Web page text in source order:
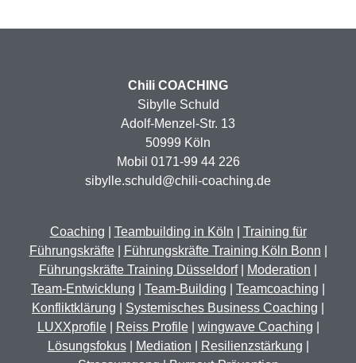
Chili COACHING
Sibylle Schuld
Adolf-Menzel-Str. 13
50999 Köln
Mobil 0171-99 44 226
sibylle.schuld@chili-coaching.de
Coaching Teambuilding in Köln
Training für
Führungskräfte| Führungskräfte Training Köln Bonn
Führungskräfte Training Düsseldorf| Moderation
Team-Entwicklung
Team-Building Teamcoaching
Konfliktklärung
Systemisches Business Coaching
LUXXprofile| Reiss Profile| wingwave Coaching
Lösungsfokus| Mediation Resilienzstärkung